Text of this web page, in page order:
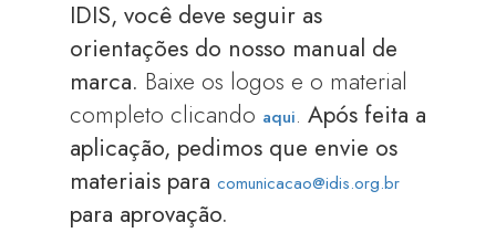
IDIS, você deve seguir as
orientações do nosso manual de
marca. Baixe os logos e o material
completo clicando aqui. Após feita a
aplicação, pedimos que envie os
materiais para comunicacao@idis.org.br
para aprovação.